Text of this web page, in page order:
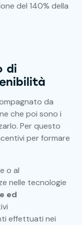
del 140% della
di
da
che poi sono i
Per questo
per formare
o al
nelle tecnologie
ed
effettuati nei